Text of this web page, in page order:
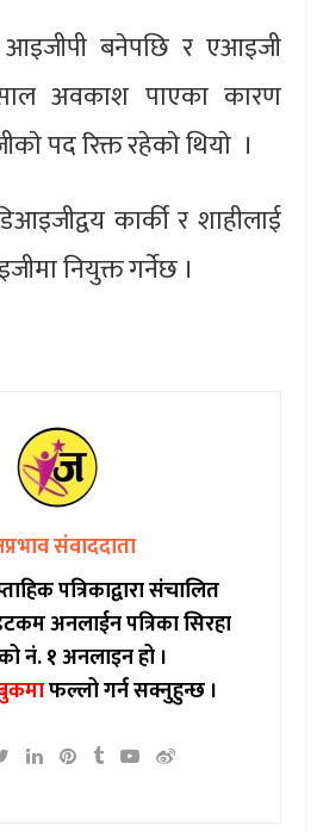
आइजीपी बनेपछि र एआइजी
अवकाश पाएका कारण
पद रिक्त रहेकाे थियाे ।
कार्की र शाहीलाई
नियुक्त गर्नेछ ।
संवाददाता
पत्रिकाद्वारा संचालित
अनलाईन पत्रिका सिरहा
नं. १ अनलाइन हो ।
फल्लो गर्न सक्नुहुन्छ ।